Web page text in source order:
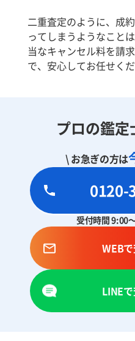
二重査定のように、成
ってしまうようなこと
当なキャンセル料を請
で、安心してお任せくだ
プロの鑑
\ お急ぎの方は
0120-
受付時間 9:00
WEB
LINE